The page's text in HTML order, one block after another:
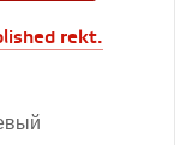
rekt.